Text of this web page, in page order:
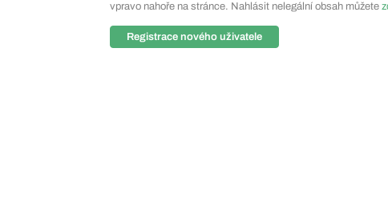
vpravo nahoře na stránce. Nahlásit nelegální obsah můžete
Registrace nového uživatele